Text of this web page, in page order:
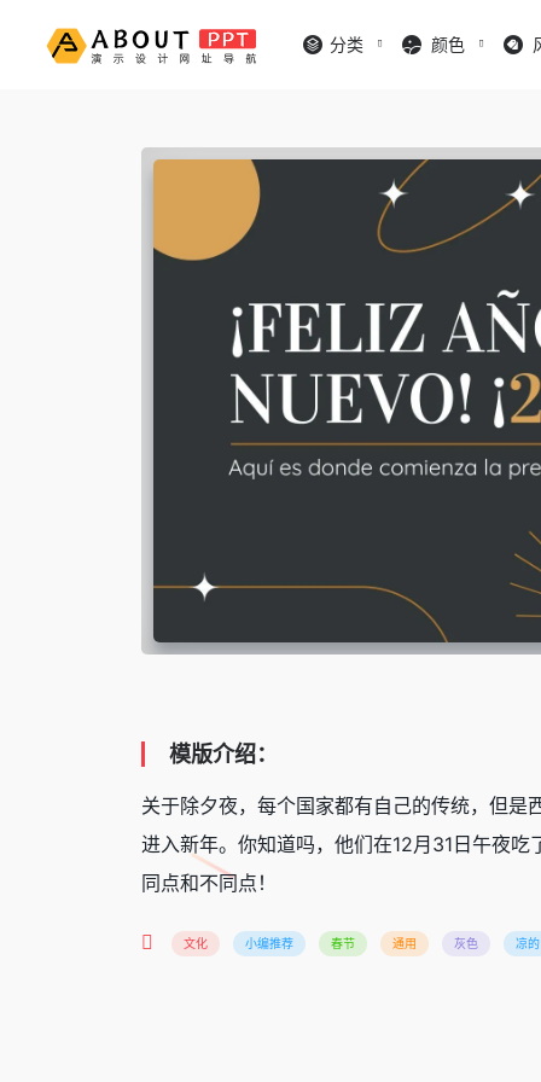
分类 颜色
模版介绍：
关于除夕夜，每个国家都有自己的传统，但
进入新年。你知道吗，他们在12月31日午夜
同点和不同点！
文化 小编推荐 春节 通用 灰色 凉的